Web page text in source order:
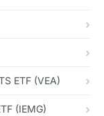
ETF (VEA)
(IEMG)